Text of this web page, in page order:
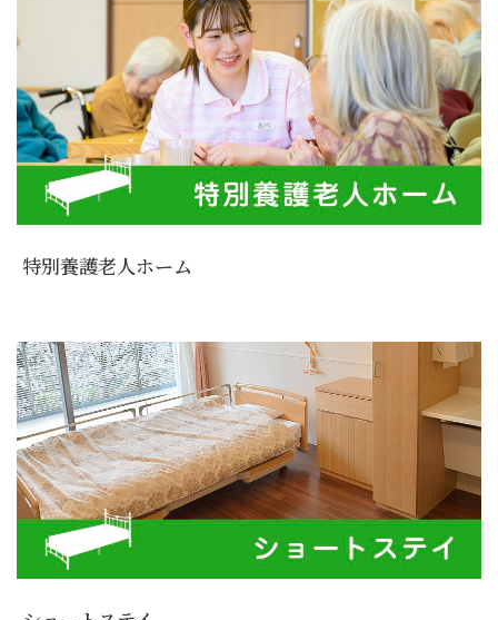
特別養護老人ホーム